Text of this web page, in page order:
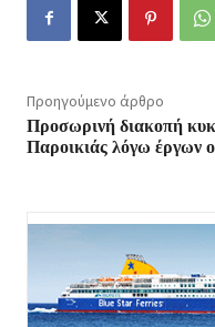
Προηγούμενο άρθρο
Προσωρινή διακοπή
Παροικιάς λόγω έργων